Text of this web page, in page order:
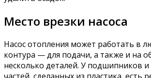
Место врезки насоса
Насос отопления может работать в
контура — для подачи, а также и на
несколько деталей. У подшипников